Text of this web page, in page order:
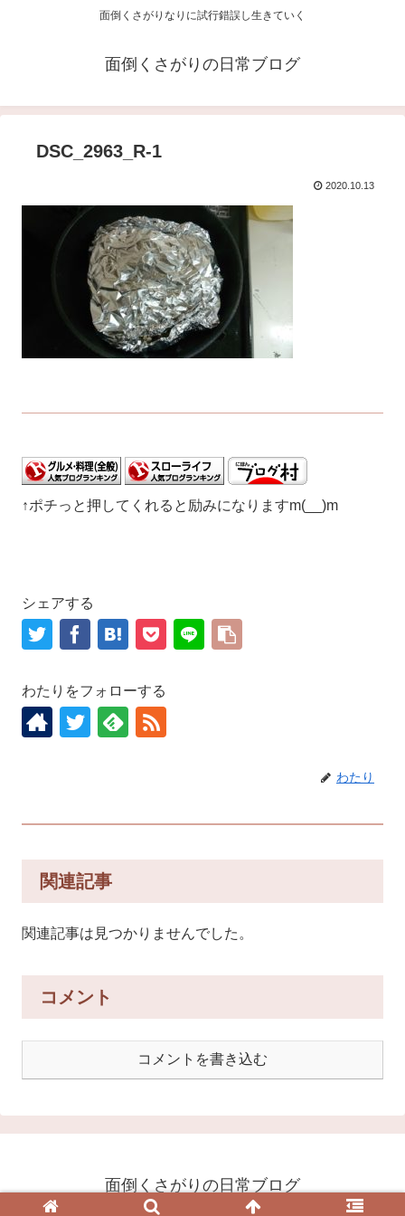
面倒くさがりなりに試行錯誤し生きていく
面倒くさがりの日常ブログ
DSC_2963_R-1
2020.10.13
↑ポチっと押してくれると励みになりますm(__)m
シェアする
わたりをフォローする
わたり
関連記事
関連記事は見つかりませんでした。
コメント
コメントを書き込む
面倒くさがりの日常ブログ
© 2020 面倒くさがりの日常ブログ.